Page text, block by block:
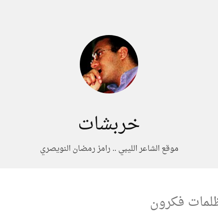
خربشات
موقع الشاعر الليبي .. رامز رمضان النويصري
فكرون